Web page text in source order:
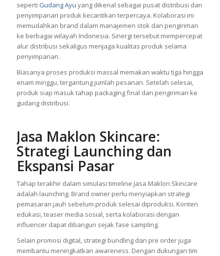
seperti Gudang Ayu yang dikenal sebagai pusat distribusi dan
penyimpanan produk kecantikan terpercaya. Kolaborasi ini
memudahkan brand dalam manajemen stok dan pengiriman
ke berbagai wilayah Indonesia. Sinergi tersebut mempercepat
alur distribusi sekaligus menjaga kualitas produk selama
penyimpanan.
Biasanya proses produksi massal memakan waktu tiga hingga
enam minggu, tergantung jumlah pesanan. Setelah selesai,
produk siap masuk tahap packaging final dan pengiriman ke
gudang distribusi.
Jasa Maklon Skincare:
Strategi Launching dan
Ekspansi Pasar
Tahap terakhir dalam simulasi timeline Jasa Maklon Skincare
adalah launching. Brand owner perlu menyiapkan strategi
pemasaran jauh sebelum produk selesai diproduksi. Konten
edukasi, teaser media sosial, serta kolaborasi dengan
influencer dapat dibangun sejak fase sampling.
Selain promosi digital, strategi bundling dan pre order juga
membantu meningkatkan awareness. Dengan dukungan tim